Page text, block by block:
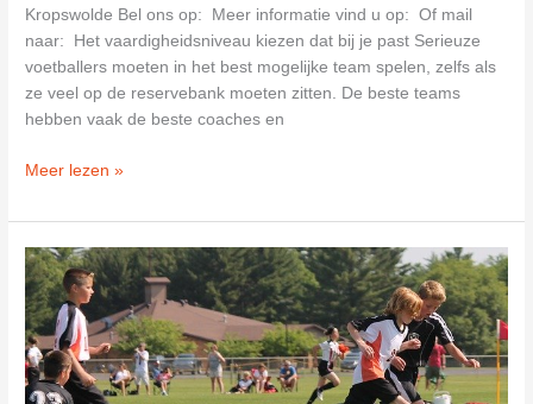
Kropswolde Bel ons op: Meer informatie vind u op: Of mail
naar: Het vaardigheidsniveau kiezen dat bij je past Serieuze
voetballers moeten in het best mogelijke team spelen, zelfs als
ze veel op de reservebank moeten zitten. De beste teams
hebben vaak de beste coaches en
Mixed
Dash
in
Kropswolde
Meer lezen »